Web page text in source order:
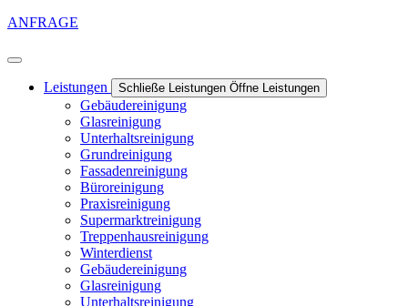
ANFRAGE
Leistungen Schließe Leistungen Öffne Leistungen
Gebäudereinigung
Glasreinigung
Unterhaltsreinigung
Grundreinigung
Fassadenreinigung
Büroreinigung
Praxisreinigung
Supermarktreinigung
Treppenhausreinigung
Winterdienst
Gebäudereinigung
Glasreinigung
Unterhaltsreinigung